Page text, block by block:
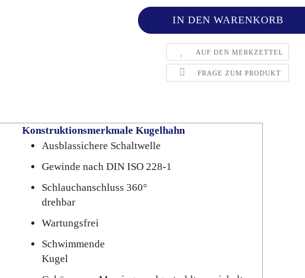
AUF DEN MERKZETTEL
FRAGE ZUM PRODUKT
Konstruktionsmerkmale Kugelhahn
Ausblassichere Schaltwelle
Gewinde nach DIN ISO 228-1
Schlauchanschluss 360°
drehbar
Wartungsfrei
Schwimmende
Kugel